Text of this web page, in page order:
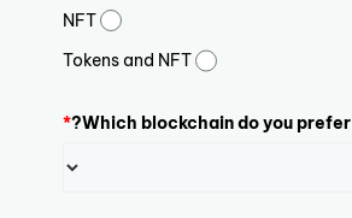
NFT
Tokens and NFT
Which blockchain do you prefer?
*